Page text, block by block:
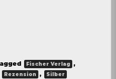
Fischer Verlag ,
Rezension , Silber